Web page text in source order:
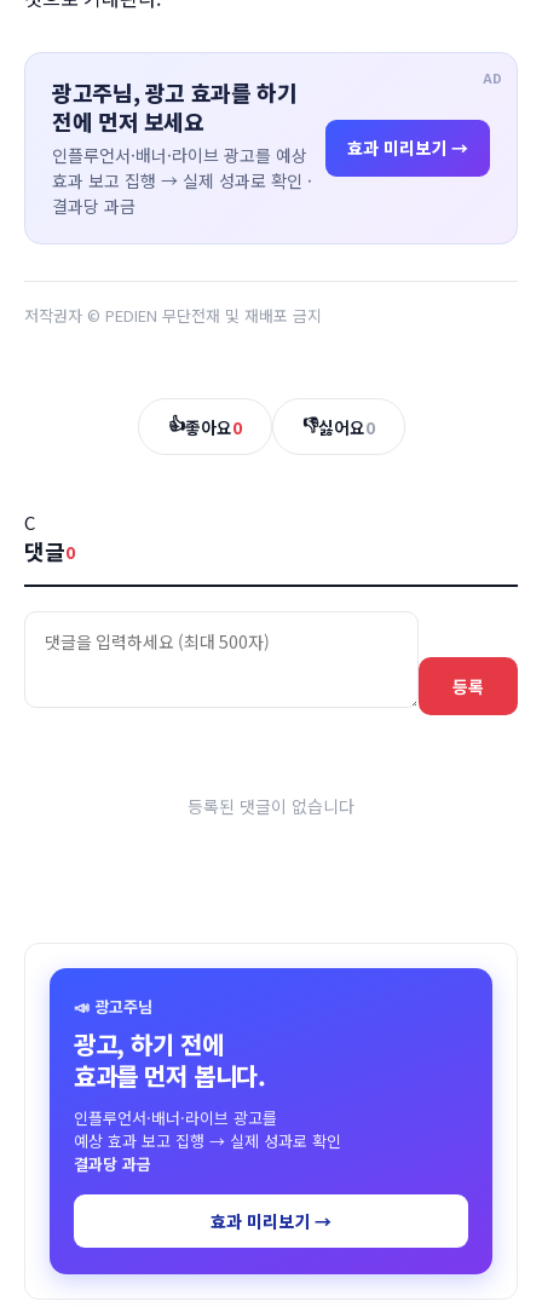
AD
광고주님, 광고 효과를 하기
전에 먼저 보세요
인플루언서·배너·라이브 광고를 예상
효과 보고 집행 → 실제 성과로 확인 ·
결과당 과금
효과 미리보기 →
저작권자 © PEDIEN 무단전재 및 재배포 금지
👍좋아요0 👎싫어요0
C
댓글0
등록
등록된 댓글이 없습니다
📣 광고주님
광고, 하기 전에
효과를 먼저 봅니다.
인플루언서·배너·라이브 광고를
예상 효과 보고 집행 → 실제 성과로 확인
결과당 과금
효과 미리보기 →